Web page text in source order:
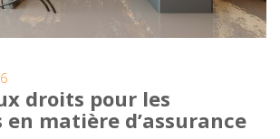
droits pour les
matière d’assurance